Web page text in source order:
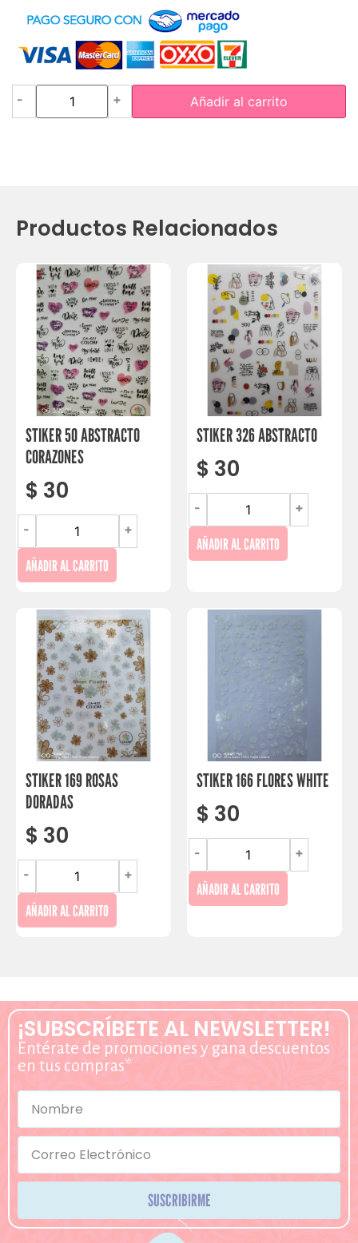
- + Añadir al carrito
Productos Relacionados
STIKER 50 ABSTRACTO
CORAZONES
$ 30
- +
AÑADIR AL CARRITO
STIKER 326 ABSTRACTO
$ 30
- +
AÑADIR AL CARRITO
STIKER 169 ROSAS
DORADAS
$ 30
- +
AÑADIR AL CARRITO
STIKER 166 FLORES WHITE
$ 30
- +
AÑADIR AL CARRITO
¡SUBSCRÍBETE AL NEWSLETTER!
Entérate de promociones y gana descuentos
en tus compras*
SUSCRIBIRME